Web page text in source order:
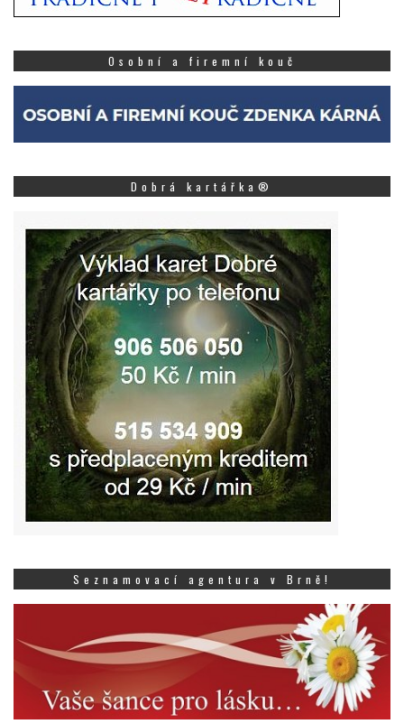
Osobní a firemní kouč
Dobrá kartářka®
Seznamovací agentura v Brně!